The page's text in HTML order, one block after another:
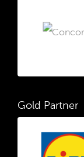
Gold Partner